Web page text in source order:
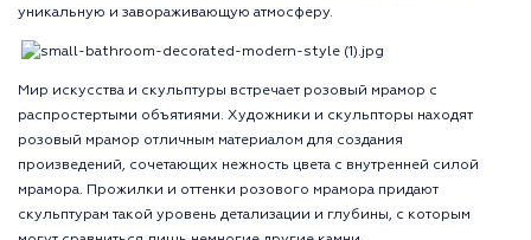
уникальную и завораживающую атмосферу.
Мир искусства и скульптуры встречает розовый мрамор с
распростертыми объятиями. Художники и скульпторы находят
розовый мрамор отличным материалом для создания
произведений, сочетающих нежность цвета с внутренней силой
мрамора. Прожилки и оттенки розового мрамора придают
скульптурам такой уровень детализации и глубины, с которым